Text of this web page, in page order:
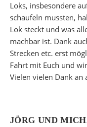
Loks, insbesondere
schaufeln mussten,
Lok steckt und was
machbar ist. Dank
Strecken etc. erst
Fahrt mit Euch und
Vielen vielen Dank an
JÖRG UND